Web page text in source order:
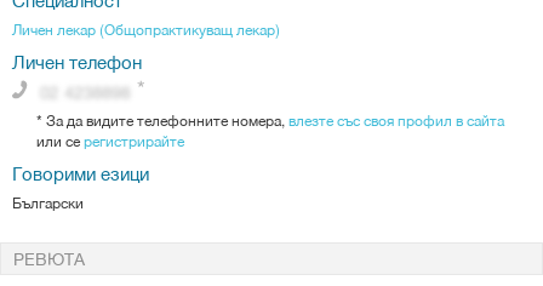
Личен лекар (Общопрактикуващ лекар)
Личен телефон
* За да видите телефонните номера, влезте със своя профил в сайта
или серегистрирайте
Говорими езици
Български
РЕВЮТА